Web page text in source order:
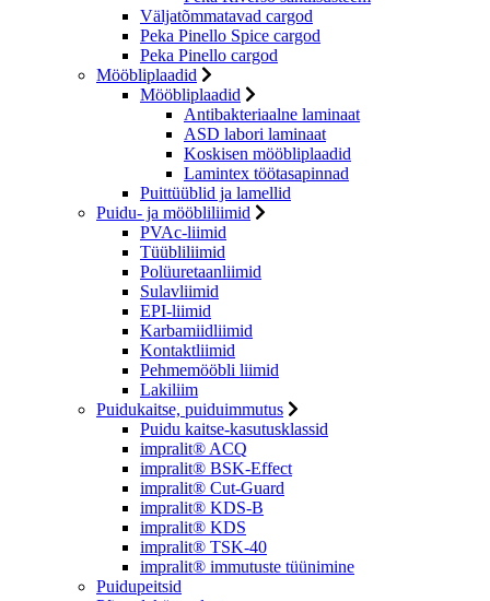
Väljatõmmatavad cargod
Peka Pinello Spice cargod
Peka Pinello cargod
Mööbliplaadid
Mööbliplaadid
Antibakteriaalne laminaat
ASD labori laminaat
Koskisen mööbliplaadid
Lamintex töötasapinnad
Puittüüblid ja lamellid
Puidu- ja mööbliliimid
PVAc-liimid
Tüübliliimid
Polüuretaanliimid
Sulavliimid
EPI-liimid
Karbamiidliimid
Kontaktliimid
Pehmemööbli liimid
Lakiliim
Puidukaitse, puiduimmutus
Puidu kaitse-kasutusklassid
impralit® ACQ
impralit® BSK-Effect
impralit® Cut-Guard
impralit® KDS-B
impralit® KDS
impralit® TSK-40
impralit® immutuste tüünimine
Puidupeitsid